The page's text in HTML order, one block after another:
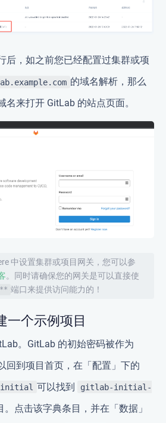
后，如之前您已经配置过集群或项
的域名解析，那么
来打开 GitLab 的站点页面。
中设置集群或项目网关，您可以参
。
同时请确保您的网关是可以直接使
端口来提供访问能力的！
一个示例项目
。GitLab 的初始密码被作为
回到项目首页，在「配置」下的
initial 可以找到 gitlab-initial-
。点击该字典条目，并在「数据」